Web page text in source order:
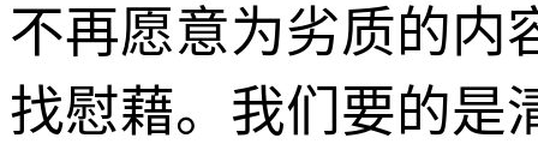
不再愿意为劣质的内
找慰藉。我们要的是